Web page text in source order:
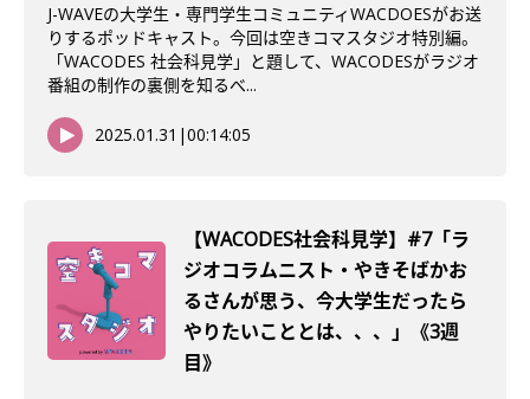
J-WAVEの大学生・専門学生コミュニティWACDOESがお送
りするポッドキャスト。今回は空きコマスタジオ特別編。
「WACODES 社会科見学」と題して、WACODESがラジオ
番組の制作の裏側を知るべ...
2025.01.31 |00:14:05
【WACODES社会科見学】#7「ラ
ジオコラムニスト・やきそばかお
るさんが思う、今大学生だったら
やりたいこととは、、、」《3週
目》